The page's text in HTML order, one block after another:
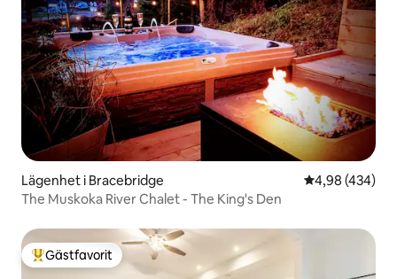
Lägenhet i Bracebridge 4,98 av 5 i
4,98 (434)
The Muskoka River Chalet - The King's Den
Populär gästfavorit
Gästfavorit